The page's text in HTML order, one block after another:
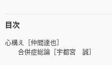
目次
心構え［仲間達也］
合併症総論［宇都宮 誠］